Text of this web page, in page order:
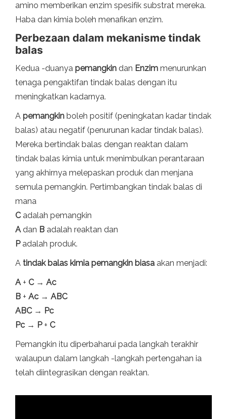
amino memberikan enzim spesifik substrat mereka.
Haba dan kimia boleh menafikan enzim.
Perbezaan dalam mekanisme tindak
balas
Kedua -duanya pemangkin dan Enzim menurunkan
tenaga pengaktifan tindak balas dengan itu
meningkatkan kadarnya.
A pemangkin boleh positif (peningkatan kadar tindak
balas) atau negatif (penurunan kadar tindak balas).
Mereka bertindak balas dengan reaktan dalam
tindak balas kimia untuk menimbulkan perantaraan
yang akhirnya melepaskan produk dan menjana
semula pemangkin. Pertimbangkan tindak balas di
mana
Cadalah pemangkin
Adan B adalah reaktan dan
Padalah produk.
A tindak balas kimia pemangkin biasa akan menjadi:
A+ C→ Ac
B + Ac → ABC
ABC→ Pc
Pc → P+ C
Pemangkin itu diperbaharui pada langkah terakhir
walaupun dalam langkah -langkah pertengahan ia
telah diintegrasikan dengan reaktan.